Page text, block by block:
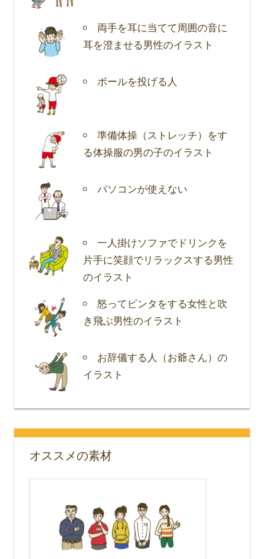
両手を耳に当てて周囲の音に
耳を澄ませる男性のイラスト
ボールを投げる人
準備体操（ストレッチ）をす
る体操服の男の子のイラスト
パソコンが使えない
一人掛けソファでドリンクを
片手に笑顔でリラックスする男性
のイラスト
怒ってビンタをする女性と吹
き飛ぶ男性のイラスト
お辞儀する人（お爺さん）の
イラスト
オススメの素材